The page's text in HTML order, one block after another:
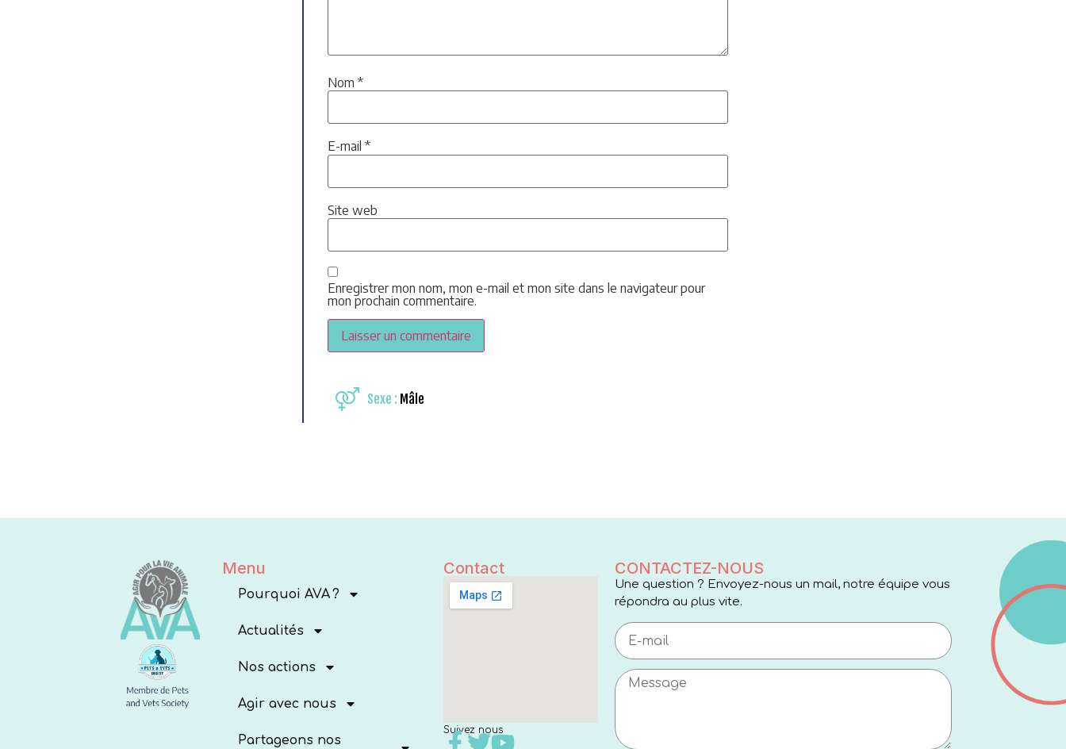
Nom*
E-mail*
Site web
Enregistrer mon nom, mon e-mail et mon site dans le navigateur pour
mon prochain commentaire.
Sexe : Mâle
Menu
Pourquoi AVA ?
Actualités
Nos actions
Agir avec nous
Partageons nos
Contact
Suivez nous
CONTACTEZ-NOUS
Une question ? Envoyez-nous un mail, notre équipe vous
répondra au plus vite.